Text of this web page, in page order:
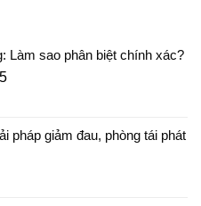
Làm sao phân biệt chính xác?
pháp giảm đau, phòng tái phát